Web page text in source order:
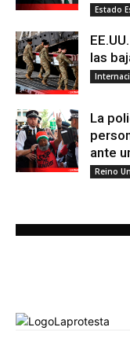
Estado
las
La
ante
Reino